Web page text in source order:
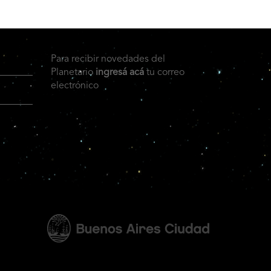
Para recibir novedades del
Planetario ingresá acá tu correo
electrónico